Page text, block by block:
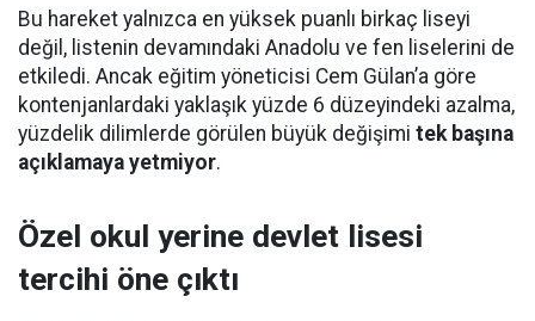
Bu hareket yalnızca en yüksek puanlı birkaç liseyi
değil, listenin devamındaki Anadolu ve fen liselerini de
etkiledi. Ancak eğitim yöneticisi Cem Gülan’a göre
kontenjanlardaki yaklaşık yüzde 6 düzeyindeki azalma,
yüzdelik dilimlerde görülen büyük değişimi tek başına
açıklamaya yetmiyor.
Özel okul yerine devlet lisesi
tercihi öne çıktı